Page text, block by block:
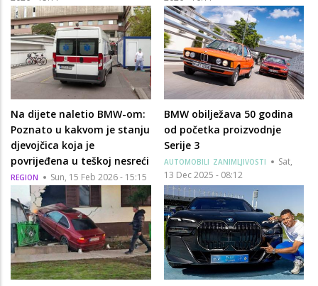
Na dijete naletio BMW-om:
Poznato u kakvom je stanju
djevojčica koja je
povrijeđena u teškoj nesreći
REGION Sun, 15 Feb 2026 - 15:15
BMW obilježava 50 godina
od početka proizvodnje
Serije 3
AUTOMOBILI ZANIMLJIVOSTI
Sat,
13 Dec 2025 - 08:12